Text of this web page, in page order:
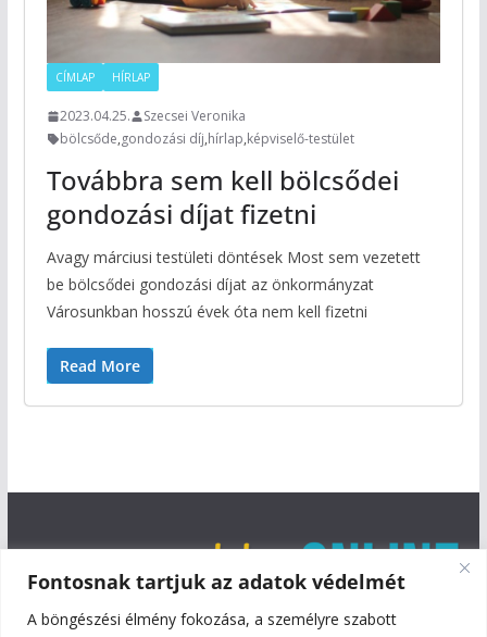
Fontosnak tartjuk az adatok védelmét
A böngészési élmény fokozása, a személyre szabott
CÍMLAP HÍRLAP
2023.04.25.
Szecsei Veronika
bölcsőde,gondozási díj,hírlap,képviselő-testület
Továbbra sem kell bölcsődei
gondozási díjat fizetni
Avagy márciusi testületi döntések Most sem vezetett
be bölcsődei gondozási díjat az önkormányzat
Városunkban hosszú évek óta nem kell fizetni
Read More